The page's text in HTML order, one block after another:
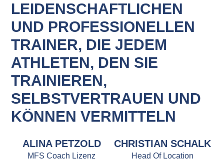
LEIDENSCHAFTLICHEN
UND PROFESSIONELLEN
TRAINER, DIE JEDEM
ATHLETEN, DEN SIE
TRAINIEREN,
SELBSTVERTRAUEN UND
KÖNNEN VERMITTELN
ALINA PETZOLD
MFS Coach Lizenz
CHRISTIAN SCHALK
Head Of Location